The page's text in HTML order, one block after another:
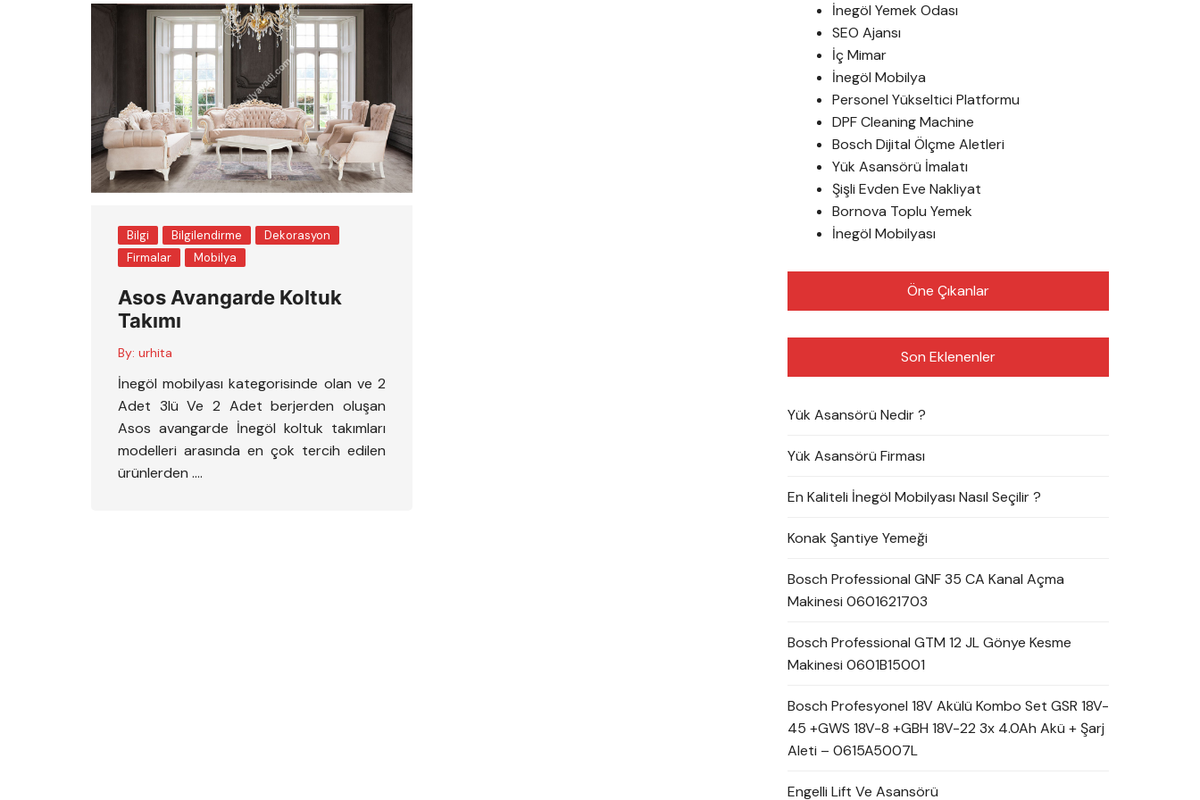
Bilgi Bilgilendirme
Dekorasyon
Firmalar
Mobilya
Asos Avangarde Koltuk
Takımı
By: urhita
İnegöl mobilyası kategorisinde olan ve 2
Adet 3lü Ve 2 Adet berjerden oluşan
Asos avangarde İnegöl koltuk takımları
modelleri arasında en çok tercih edilen
ürünlerden ….
İnegöl Yemek Odası
SEO Ajansı
İç Mimar
İnegöl Mobilya
Personel Yükseltici Platformu
DPF Cleaning Machine
Bosch Dijital Ölçme Aletleri
Yük Asansörü İmalatı
Şişli Evden Eve Nakliyat
Bornova Toplu Yemek
İnegöl Mobilyası
Öne Çıkanlar
Son Eklenenler
Yük Asansörü Nedir ?
Yük Asansörü Firması
En Kaliteli İnegöl Mobilyası Nasıl Seçilir ?
Konak Şantiye Yemeği
Bosch Professional GNF 35 CA Kanal Açma
Makinesi 0601621703
Bosch Professional GTM 12 JL Gönye Kesme
Makinesi 0601B15001
Bosch Profesyonel 18V Akülü Kombo Set GSR 18V-
45 +GWS 18V-8 +GBH 18V-22 3x 4.0Ah Akü + Şarj
Aleti – 0615A5007L
Engelli Lift Ve Asansörü